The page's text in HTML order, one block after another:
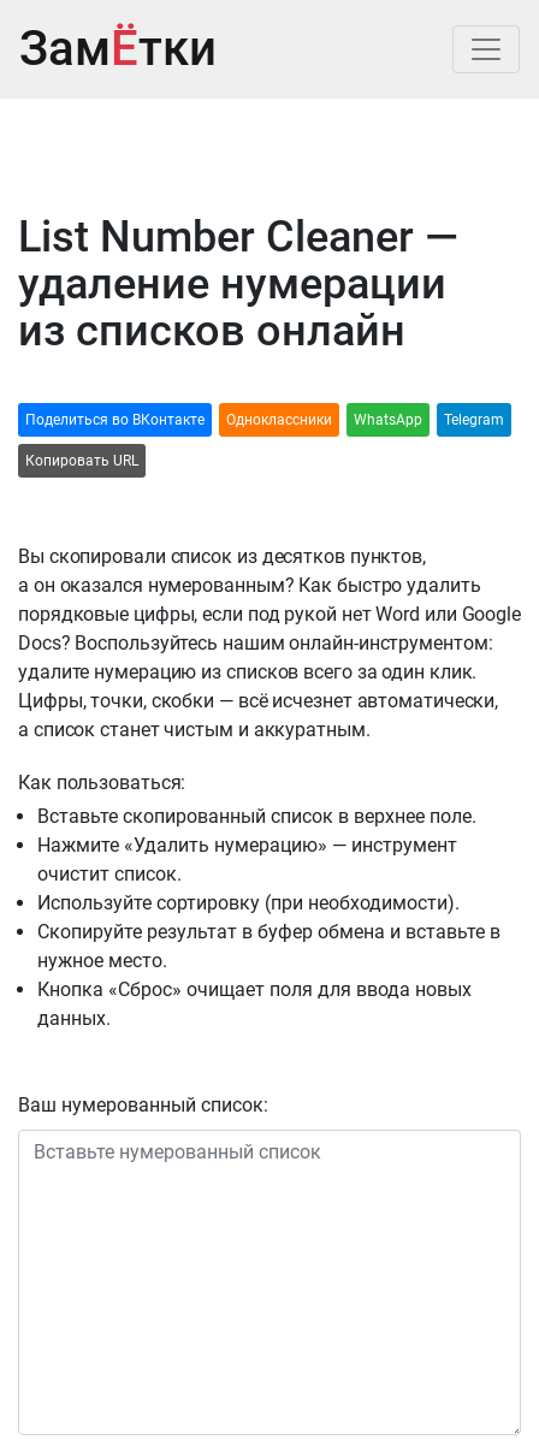
ЗамЁтки
List Number Cleaner —
удаление нумерации
из списков онлайн
Поделиться во ВКонтакте Одноклассники WhatsApp Telegram
Копировать URL
Вы скопировали список из десятков пунктов,
а он оказался нумерованным? Как быстро удалить
порядковые цифры, если под рукой нет Word или Google
Docs? Воспользуйтесь нашим онлайн-инструментом:
удалите нумерацию из списков всего за один клик.
Цифры, точки, скобки — всё исчезнет автоматически,
а список станет чистым и аккуратным.
Как пользоваться:
Вставьте скопированный список в верхнее поле.
Нажмите «Удалить нумерацию» — инструмент
очистит список.
Используйте сортировку (при необходимости).
Скопируйте результат в буфер обмена и вставьте в
нужное место.
Кнопка «Сброс» очищает поля для ввода новых
данных.
Ваш нумерованный список: